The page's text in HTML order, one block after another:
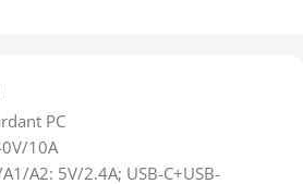
PC
10A
A2: 5V/2.4A; USB-C+USB-